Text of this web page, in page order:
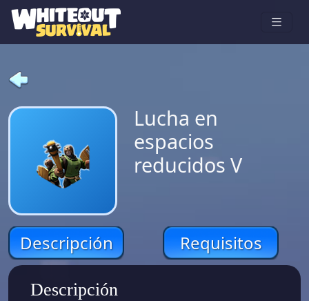
Lucha en
espacios
reducidos V
Descripción Requisitos
Descripción